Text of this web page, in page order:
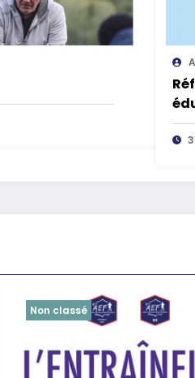
Non classé